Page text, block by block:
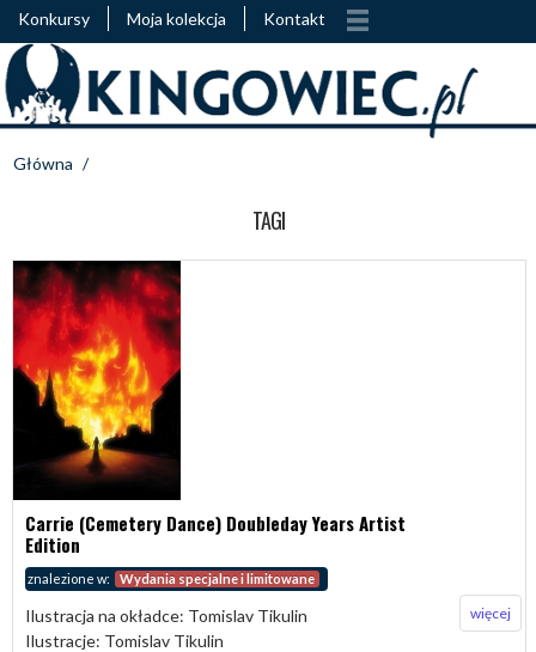
Konkursy Moja kolekcja Kontakt
Główna /
TAGI
Carrie (Cemetery Dance) Doubleday Years Artist
Edition
znalezione w: Wydania specjalne i limitowane
Ilustracja na okładce: Tomislav Tikulin
Ilustracje: Tomislav Tikulin
więcej